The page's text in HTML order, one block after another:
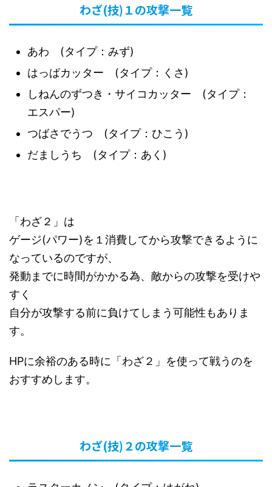
わざ(技)１の攻撃一覧
あわ (タイプ：みず)
はっぱカッター (タイプ：くさ)
しねんのずつき・サイコカッター (タイプ：
エスパー)
つばさでうつ (タイプ：ひこう)
だましうち (タイプ：あく)
「わざ２」は
ゲージ(パワー)を１消費してから攻撃できるように
なっているのですが、
発動までに時間がかかる為、敵からの攻撃を受けや
すく
自分が攻撃する前に負けてしまう可能性もありま
す。
HPに余裕のある時に「わざ２」を使って戦うのを
おすすめします。
わざ(技)２の攻撃一覧